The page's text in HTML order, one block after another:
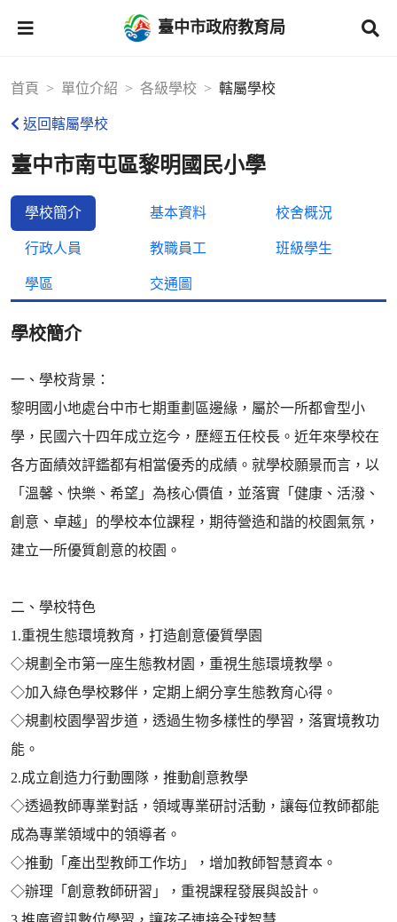
臺中市政府教育局
首頁 單位介紹 各級學校 轄屬學校
返回轄屬學校
臺中市南屯區黎明國民小學
學校簡介 基本資料 校舍概況
行政人員 教職員工 班級學生
學區 交通圖
學校簡介
一、學校背景：
黎明國小地處台中市七期重劃區邊緣，屬於一所都會型小
學，民國六十四年成立迄今，歷經五任校長。近年來學校在
各方面績效評鑑都有相當優秀的成績。就學校願景而言，以
「溫馨、快樂、希望」為核心價值，並落實「健康、活潑、
創意、卓越」的學校本位課程，期待營造和諧的校園氣氛，
建立一所優質創意的校園。
二、學校特色
1.重視生態環境教育，打造創意優質學園
◇規劃全市第一座生態教材園，重視生態環境教學。
◇加入綠色學校夥伴，定期上網分享生態教育心得。
◇規劃校園學習步道，透過生物多樣性的學習，落實境教功
能。
2.成立創造力行動團隊，推動創意教學
◇透過教師專業對話，領域專業研討活動，讓每位教師都能
成為專業領域中的領導者。
◇推動「產出型教師工作坊」，增加教師智慧資本。
◇辦理「創意教師研習」，重視課程發展與設計。